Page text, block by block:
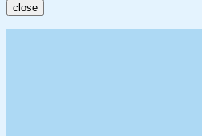
close